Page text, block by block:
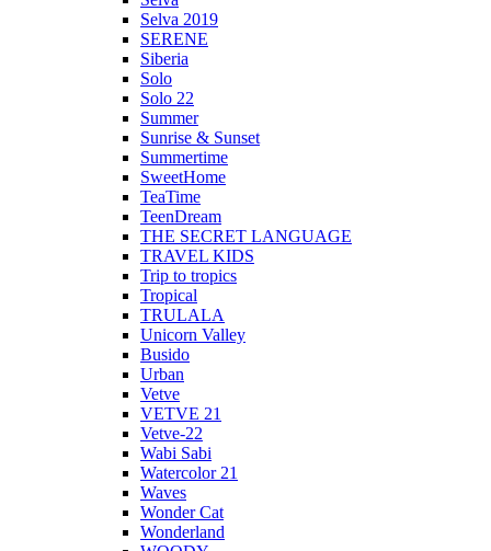
Selva 2019
SERENE
Siberia
Solo
Solo 22
Summer
Sunrise & Sunset
Summertime
SweetHome
TeaTime
TeenDream
THE SECRET LANGUAGE
TRAVEL KIDS
Trip to tropics
Tropical
TRULALA
Unicorn Valley
Busido
Urban
Vetve
VETVE 21
Vetve-22
Wabi Sabi
Watercolor 21
Waves
Wonder Cat
Wonderland